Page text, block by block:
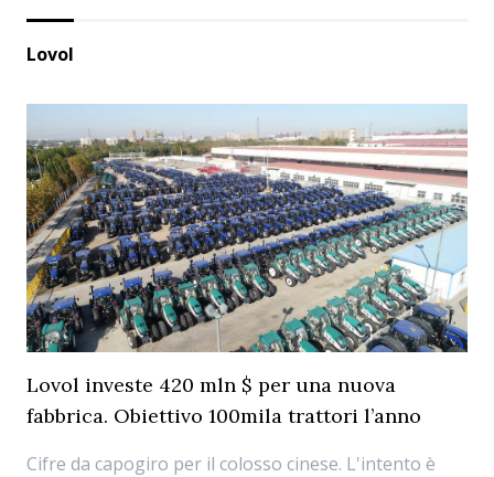
Lovol
Lovol investe 420 mln $ per una nuova
fabbrica. Obiettivo 100mila trattori l’anno
Cifre da capogiro per il colosso cinese. L'intento è